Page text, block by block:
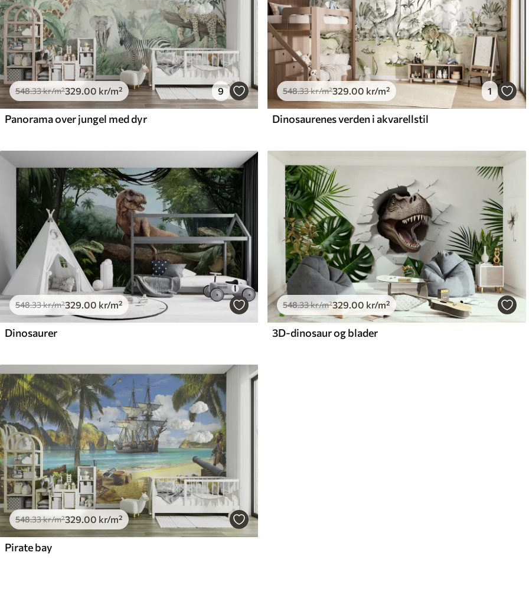
548.33kr/m²329 .00 kr/m² 9
Panorama over jungel med dyr
548.33kr/m²329 .00 kr/m² 1
Dinosaurenes verden i akvarellstil
548.33kr/m²329.00 kr/m²
Dinosaurer
548.33kr/m²329.00 kr/m²
3D-dinosaur og blader
548.33kr/m²329 .00 kr/m²
Pirate bay